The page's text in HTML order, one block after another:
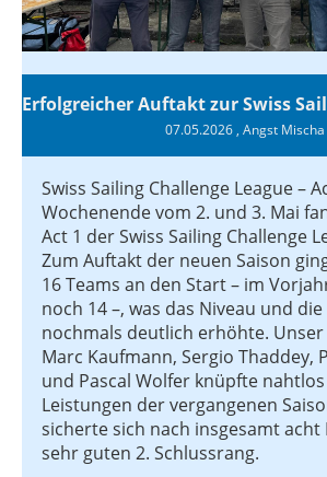
07.05.2026, Angst Mischa
Swiss Sailing Challenge League –
Wochenende vom 2. und 3. Mai
Act 1 der Swiss Sailing Challenge
Zum Auftakt der neuen Saison
16 Teams an den Start – im
noch 14 –, was das Niveau und
nochmals deutlich erhöhte.
Marc Kaufmann, Sergio Thaddey,
und Pascal Wolfer knüpfte
Leistungen der vergangenen
sicherte sich nach insgesamt acht
sehr guten 2. Schlussrang.